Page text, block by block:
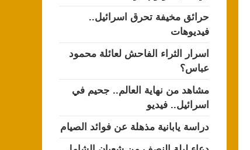
حرائق مخيفة تحرق اسرائيل..
فيديوهات
اسرار الثراء الفاحش لعائلة محمود
عباس؟
مشاهد من نهاية العالم.. جحيم في
اسرائيل.. فيديو
دراسة يابانية مذهلة عن فوائد الصيام